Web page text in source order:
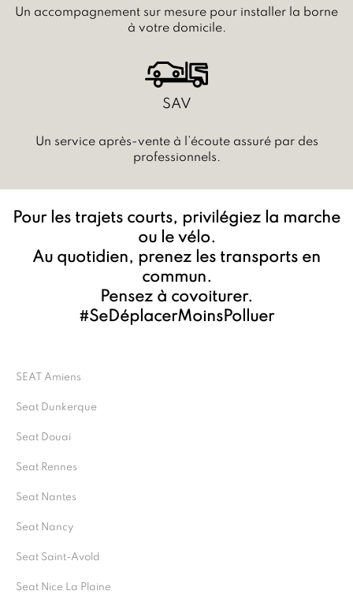
Un accompagnement sur mesure pour installer la borne
à votre domicile.
SAV
Un service après-vente à l’écoute assuré par des
professionnels.
Pour les trajets courts, privilégiez la marche
ou le vélo.
Au quotidien, prenez les transports en
commun.
Pensez à covoiturer.
#SeDéplacerMoinsPolluer
SEAT Amiens
Seat Dunkerque
Seat Douai
Seat Rennes
Seat Nantes
Seat Nancy
Seat Saint-Avold
Seat Nice La Plaine